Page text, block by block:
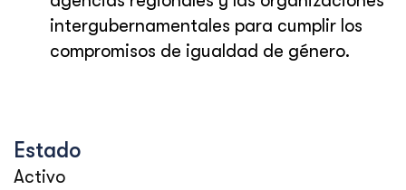
intergubernamentales para cumplir los
compromisos de igualdad de género.
Estado
Activo